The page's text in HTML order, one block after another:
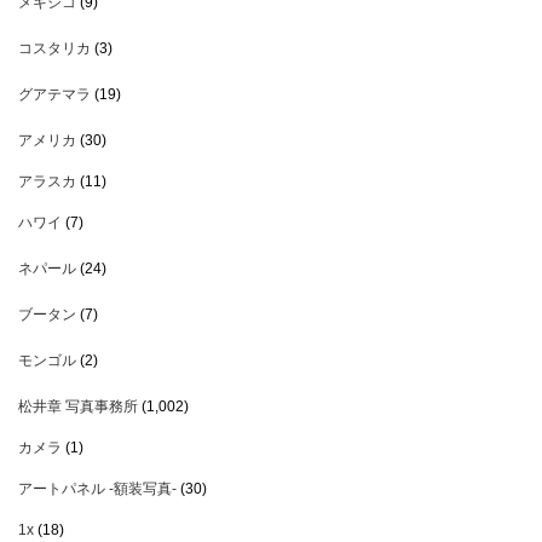
コスタリカ (3)
グアテマラ (19)
アメリカ (30)
アラスカ (11)
ハワイ (7)
ネパール (24)
ブータン (7)
モンゴル (2)
松井章 写真事務所 (1,002)
カメラ (1)
アートパネル -額装写真- (30)
1x (18)